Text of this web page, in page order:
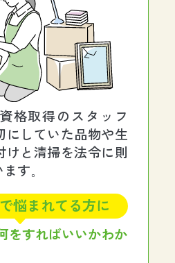
格取得のスタッフ
にしていた品物や生
けと清掃を法令に則
す。
悩まれてる方に
をすればいいかわか